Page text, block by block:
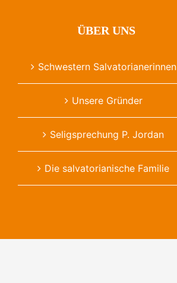
ÜBER UNS
Schwestern Salvatorianerinnen
Unsere Gründer
Seligsprechung P. Jordan
Die salvatorianische Familie